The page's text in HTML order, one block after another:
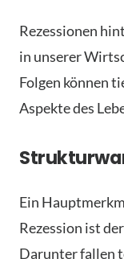
Rezessionen
in unserer
Folgen können
Aspekte des
Ein
Rezession ist der
Darunter fallen